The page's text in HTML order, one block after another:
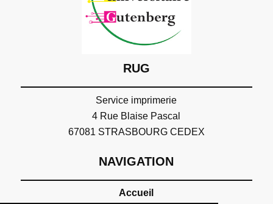
RUG
Service imprimerie
4 Rue Blaise Pascal
67081 STRASBOURG CEDEX
NAVIGATION
Accueil